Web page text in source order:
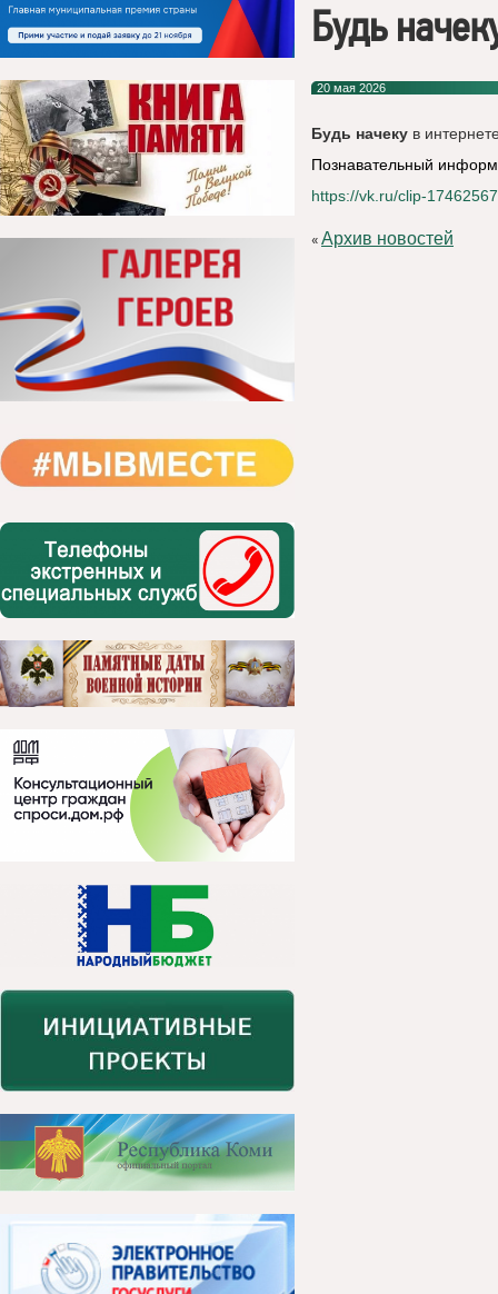
Будь
20 мая 2026
Будь начеку в
Познавательный
https://vk.ru/clip-
«Архив новостей